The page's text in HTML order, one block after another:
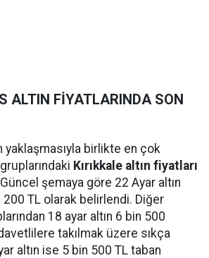
ALTIN FİYATLARINDA SON
yaklaşmasıyla birlikte en çok
Kırıkkale altın fiyatları
şemaya göre 22 Ayar altın
200 TL olarak belirlendi. Diğer
18 ayar altın 6 bin 500
takılmak üzere sıkça
altın ise 5 bin 500 TL taban